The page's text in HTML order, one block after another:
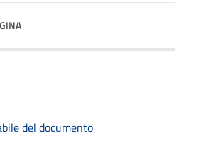
del documento